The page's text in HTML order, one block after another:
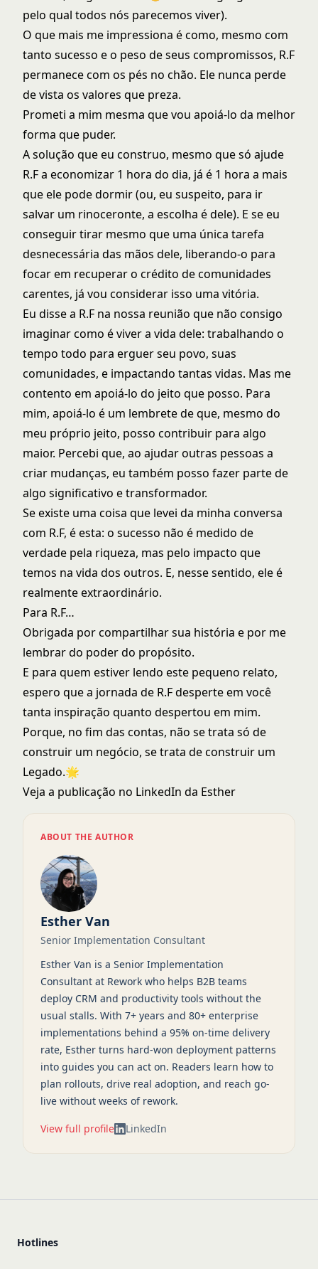
pelo qual todos nós parecemos viver).
O que mais me impressiona é como, mesmo com
tanto sucesso e o peso de seus compromissos, R.F
permanece com os pés no chão. Ele nunca perde
de vista os valores que preza.
Prometi a mim mesma que vou apoiá-lo da melhor
forma que puder.
A solução que eu construo, mesmo que só ajude
R.F a economizar 1 hora do dia, já é 1 hora a mais
que ele pode dormir (ou, eu suspeito, para ir
salvar um rinoceronte, a escolha é dele). E se eu
conseguir tirar mesmo que uma única tarefa
desnecessária das mãos dele, liberando-o para
focar em recuperar o crédito de comunidades
carentes, já vou considerar isso uma vitória.
Eu disse a R.F na nossa reunião que não consigo
imaginar como é viver a vida dele: trabalhando o
tempo todo para erguer seu povo, suas
comunidades, e impactando tantas vidas. Mas me
contento em apoiá-lo do jeito que posso. Para
mim, apoiá-lo é um lembrete de que, mesmo do
meu próprio jeito, posso contribuir para algo
maior. Percebi que, ao ajudar outras pessoas a
criar mudanças, eu também posso fazer parte de
algo significativo e transformador.
Se existe uma coisa que levei da minha conversa
com R.F, é esta: o sucesso não é medido de
verdade pela riqueza, mas pelo impacto que
temos na vida dos outros. E, nesse sentido, ele é
realmente extraordinário.
Para R.F…
Obrigada por compartilhar sua história e por me
lembrar do poder do propósito.
E para quem estiver lendo este pequeno relato,
espero que a jornada de R.F desperte em você
tanta inspiração quanto despertou em mim.
Porque, no fim das contas, não se trata só de
construir um negócio, se trata de construir um
Legado.🌟
Veja a publicação no LinkedIn da Esther
ABOUT THE AUTHOR
Esther Van
Senior Implementation Consultant
Esther Van is a Senior Implementation
Consultant at Rework who helps B2B teams
deploy CRM and productivity tools without the
usual stalls. With 7+ years and 80+ enterprise
implementations behind a 95% on-time delivery
rate, Esther turns hard-won deployment patterns
into guides you can act on. Readers learn how to
plan rollouts, drive real adoption, and reach go-
live without weeks of rework.
View full profile LinkedIn
Hotlines